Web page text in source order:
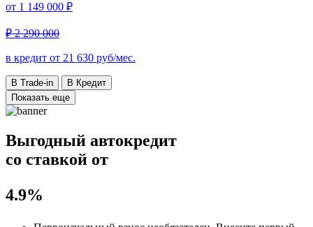
от 1 149 000 ₽
₽ 2 290 000
в кредит от 21 630 руб/мес.
В Trade-in
В Кредит
Показать еще
Выгодный автокредит
со ставкой от
4.9%